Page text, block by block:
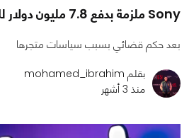
Sony ملزمة بدفع 7.8 مليون دولار للاعبي PlayStation
بعد حكم قضائي بسبب سياسات متجرها
بقلم mohamed_ibrahim
منذ 3 أشهر